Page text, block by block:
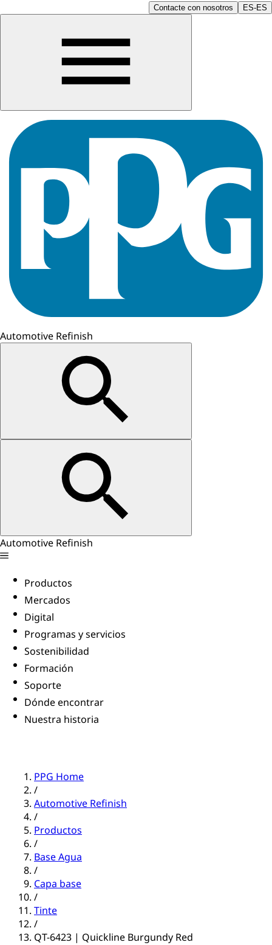
Contacte con nosotros ES-ES
Automotive Refinish
Automotive Refinish
Productos
Mercados
Digital
Programas y servicios
Sostenibilidad
Formación
Soporte
Dónde encontrar
Nuestra historia
PPG Home
/
Automotive Refinish
/
Productos
/
Base Agua
/
Capa base
/
Tinte
/
QT-6423 | Quickline Burgundy Red